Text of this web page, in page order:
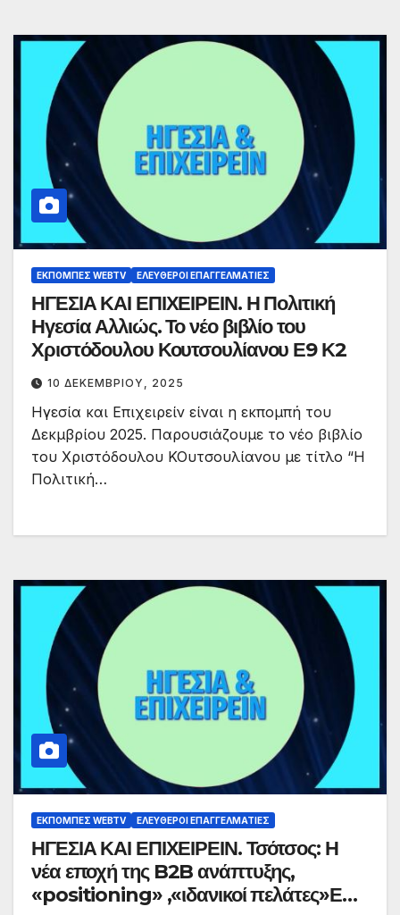
ΕΚΠΟΜΠΈΣ WEBTV ΕΛΕΎΘΕΡΟΙ ΕΠΑΓΓΕΛΜΑΤΊΕΣ
ΗΓΕΣΙΑ ΚΑΙ ΕΠΙΧΕΙΡΕΙΝ. Η Πολιτική
Ηγεσία Αλλιώς. Το νέο βιβλίο του
Χριστόδουλου Κουτσουλίανου Ε9 Κ2
10 ΔΕΚΕΜΒΡΊΟΥ, 2025
Ηγεσία και Επιχειρείν είναι η εκπομπή του
Δεκμβρίου 2025. Παρουσιάζουμε το νέο βιβλίο
του Χριστόδουλου ΚΟυτσουλίανου με τίτλο “Η
Πολιτική…
ΕΚΠΟΜΠΈΣ WEBTV ΕΛΕΎΘΕΡΟΙ ΕΠΑΓΓΕΛΜΑΤΊΕΣ
ΗΓΕΣΙΑ ΚΑΙ ΕΠΙΧΕΙΡΕΙΝ. Τσότσος: Η
νέα εποχή της B2B ανάπτυξης,
«positioning» ,«ιδανικοί πελάτες»Ε8